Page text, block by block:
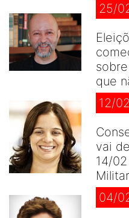
25/
que
12/
vai
14/
04/